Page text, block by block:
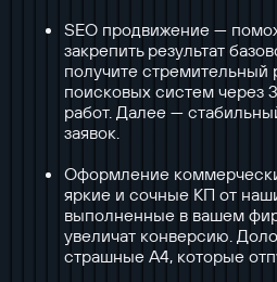
SEO продвижение —
закрепить результат
получите стремительный
поисковых систем через
работ. Далее —
заявок.
Оформление
яркие и сочные КП от
выполненные в вашем
увеличат конверсию.
страшные А4, которые